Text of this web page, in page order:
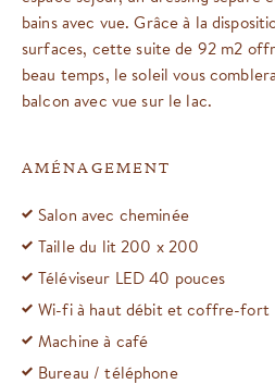
bains avec vue. Grâce à la
surfaces, cette suite de 92 m2
beau temps, le soleil vous
balcon avec vue sur le lac.
AMÉNAGEMENT
Salon avec cheminée
Taille du lit 200 x 200
Téléviseur LED 40 pouces
Wi-fi à haut débit et coffre-fort
Machine à café
Bureau / téléphone